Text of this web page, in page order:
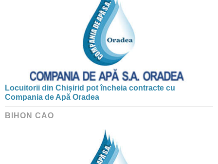
Locuitorii din Chișirid pot încheia contracte cu
Compania de Apă Oradea
BIHON CAO